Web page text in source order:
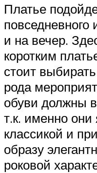
Платье
повседневного
и на вечер.
коротким
стоит
рода
обуви должны
т.к. именно
классикой и
образу
роковой